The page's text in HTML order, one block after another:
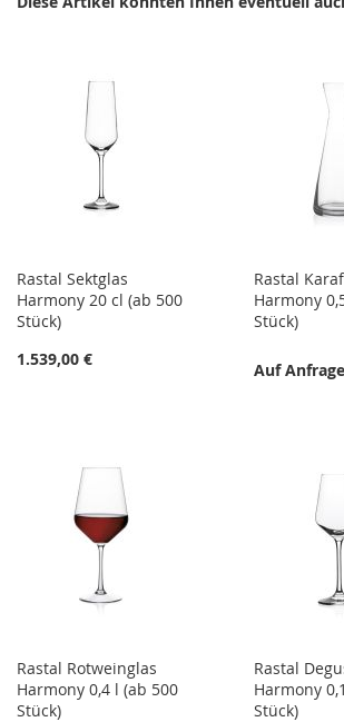
Rastal Sektglas
Harmony 20 cl (ab 500
Stück)
1.539,00 €
Rastal
Harmony
Stück)
Auf Anfrage
Rastal Rotweinglas
Harmony 0,4 l (ab 500
Stück)
Rastal
Harmony
Stück)